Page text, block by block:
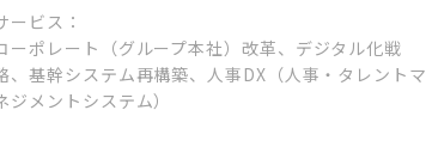
ービス：
ーポレート（グループ本社）改革、デジタル化戦
、基幹システム再構築、人事DX（人事・タレントマ
ジメントシステム）